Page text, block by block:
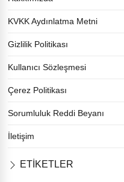
KVKK Aydınlatma Metni
Gizlilik Politikası
Kullanıcı Sözleşmesi
Çerez Politikası
Sorumluluk Reddi Beyanı
İletişim
ETİKETLER